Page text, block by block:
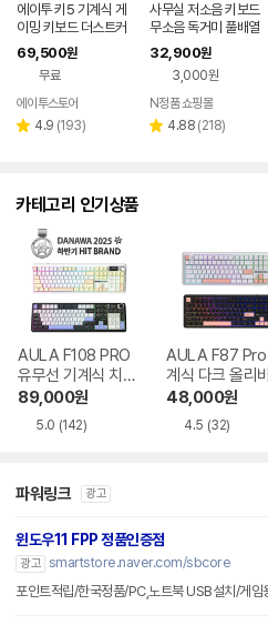
에이투 키5 기계식 게
이밍 키보드 더스트커
버 KEY5 RGB 백축
텐키리스 가스켓 매크
69,500원
무료
에이투스토어
별 4.9 리
(193)
사무실 저소음 키보드
무소음 독거미 풀배열
조용한 컴퓨터 자판기
핑크 유선 사무용 키보
32,900원
3,000원
페이
N정품 쇼핑몰
별 4.88 리
(218)
카테고리 인기상품
AULA F108 PRO
유무선 기계식 치즈
화이트 한글
89,000원
5.0 (142)
AULA F87 Pro
계식 다크 올리
한글
48,000원
4.5 (32)
파워링크 광고
윈도우11 FPP 정품인증점
광고 smartstore.naver.com/sbcore
포인트적립/한국정품/PC,노트북 USB설치/게임